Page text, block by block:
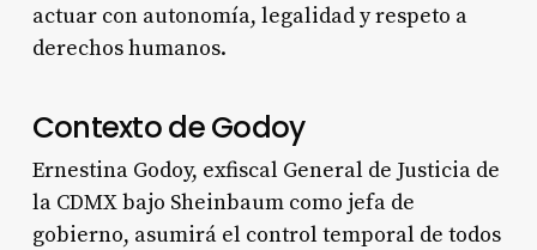
actuar con autonomía, legalidad y respeto a
derechos humanos.
Contexto de Godoy
Ernestina Godoy, exfiscal General de Justicia de
la CDMX bajo Sheinbaum como jefa de
gobierno, asumirá el control temporal de todos